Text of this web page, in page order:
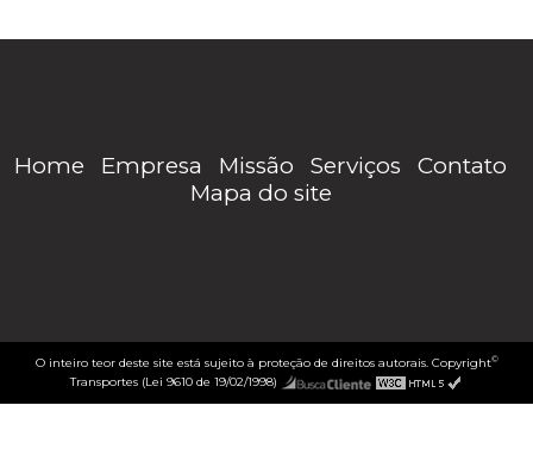
Home Empresa Missão Serviços
Contato
Mapa do site
O inteiro teor deste site está sujeito à proteção de direitos autorais. Copyright©
Transportes (Lei 9610 de 19/02/1998)